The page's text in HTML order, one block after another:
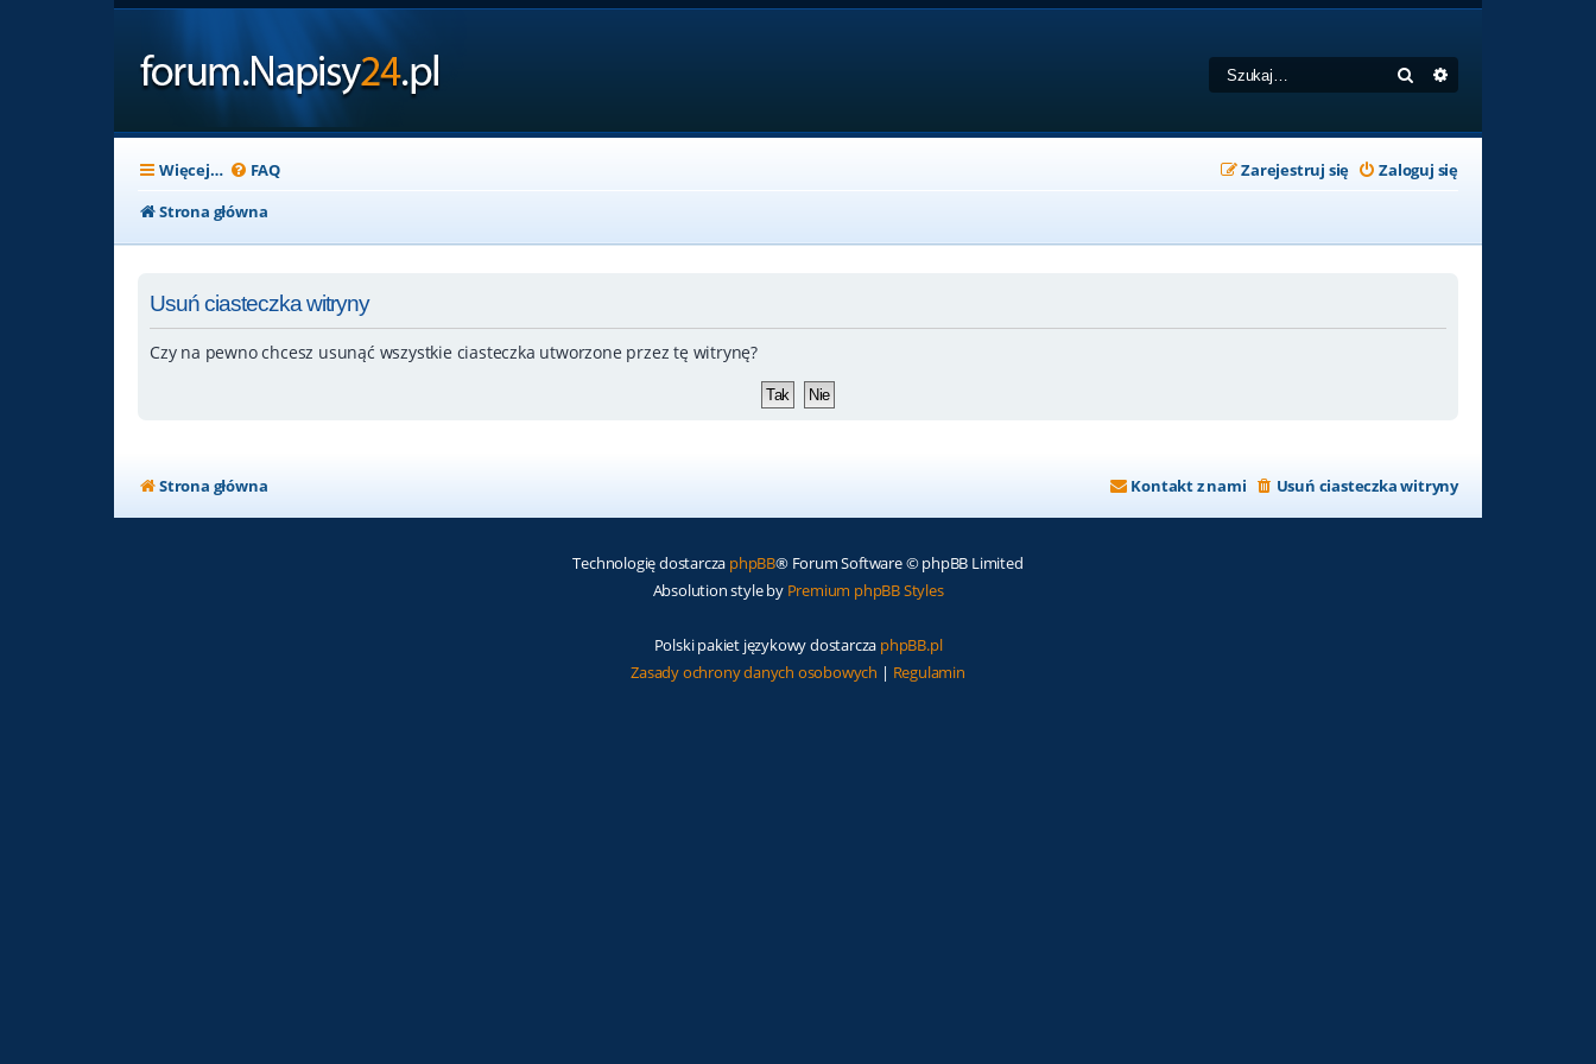
Szukaj
Więcej… FAQ Zaloguj się
Zarejestruj się
Strona główna
Usuń ciasteczka witryny
Czy na pewno chcesz usunąć wszystkie ciasteczka utworzone przez tę witrynę?
Strona główna Usuń ciasteczka witryny
Kontakt z nami
Technologię dostarcza phpBB® Forum Software © phpBB Limited
Absolution style by Premium phpBB Styles
Polski pakiet językowy dostarcza phpBB.pl
Zasady ochrony danych osobowych | Regulamin